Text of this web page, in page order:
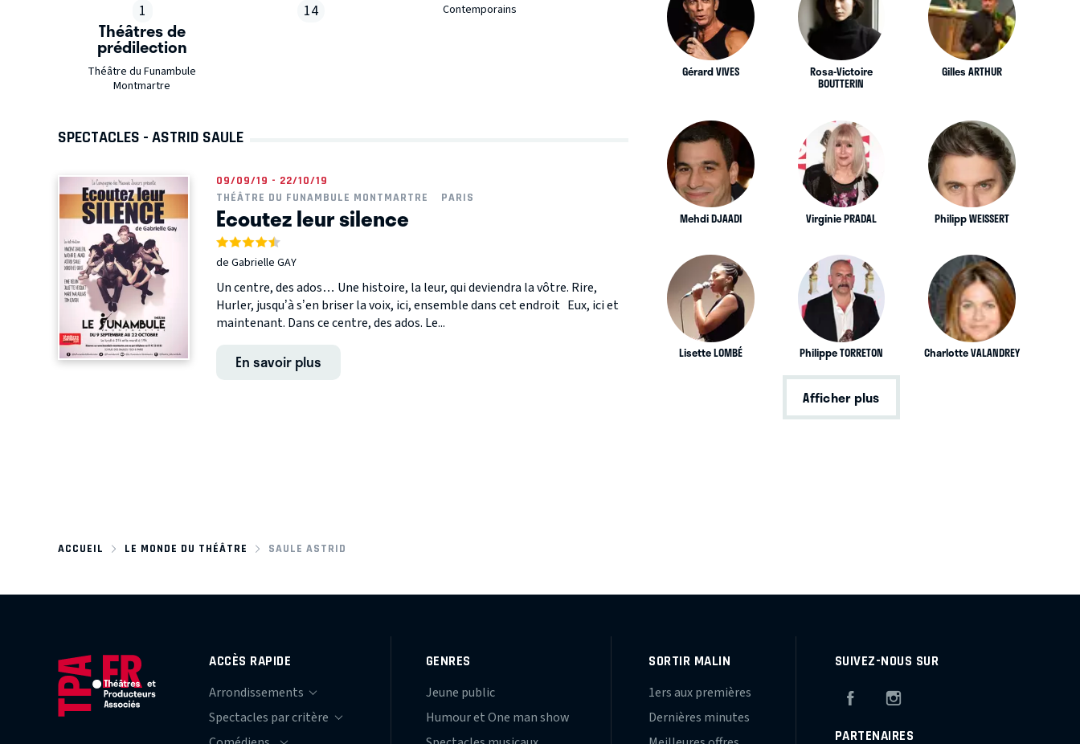
1 14 Contemporains
Théâtres de
prédilection
Théâtre du Funambule
Montmartre
SPECTACLES - ASTRID SAULE
09/09/19 - 22/10/19
THÉÂTRE DU FUNAMBULE MONTMARTRE
PARIS
Ecoutez leur silence
de Gabrielle GAY
Un centre, des ados… Une histoire, la leur, qui deviendra la vôtre. Rire,
Hurler, jusqu’à s’en briser la voix, ici, ensemble dans cet endroit Eux, ici et
maintenant. Dans ce centre, des ados. Le...
En savoir plus
Gérard VIVES Rosa-Victoire
BOUTTERIN
Gilles ARTHUR
Mehdi DJAADI Virginie PRADAL Philipp WEISSERT
Lisette LOMBÉ Philippe TORRETON Charlotte VALANDREY
Afficher plus
ACCUEIL LE MONDE DU THÉÂTRE SAULE ASTRID
ACCÈS RAPIDE GENRES
Jeune public
Humour et One man show
SORTIR MALIN
1ers aux premières
Dernières minutes
SUIVEZ-NOUS SUR
Facebook
PARTENAIRES